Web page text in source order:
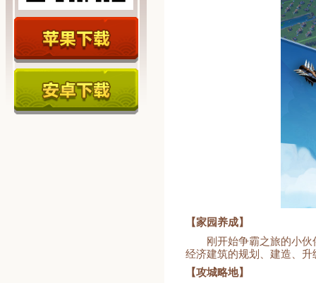
【家园养成】
刚开始争霸之旅的小
经济建筑的规划、建造、
【攻城略地】